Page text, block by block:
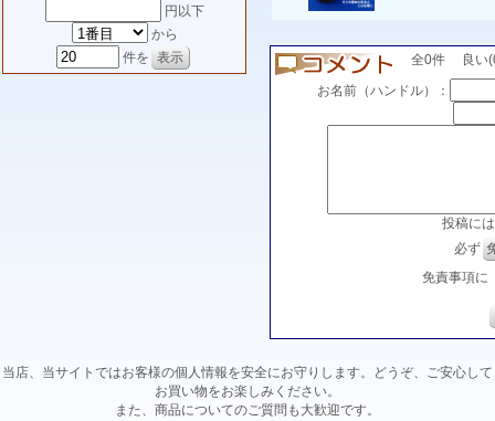
円以下
から
件を
全0件 良い
お名前（ハンドル）：
投稿に
必ず
免責事項に
当店、当サイトではお客様の個人情報を安全にお守りします。どうぞ、ご安心して
お買い物をお楽しみください。
また、商品についてのご質問も大歓迎です。